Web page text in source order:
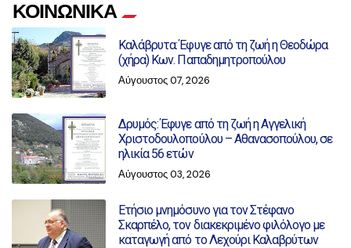
ΚΟΙΝΩΝΙΚΑ
Καλάβρυτα: Έφυγε από τη ζωή η Θεοδώρα
(χήρα) Κων. Παπαδημητροπούλου
Αύγουστος 07, 2026
Δρυμός: Έφυγε από τη ζωή η Αγγελική
Χριστοδουλοπούλου – Αθανασοπούλου, σε
ηλικία 56 ετών
Αύγουστος 03, 2026
Ετήσιο μνημόσυνο για τον Στέφανο
Σκαρπέλο, τον διακεκριμένο φιλόλογο με
καταγωγή από το Λεχούρι Καλαβρύτων